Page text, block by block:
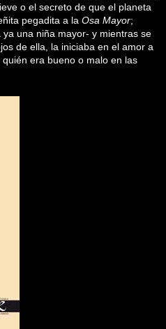
o el secreto de que el planeta
pegadita a la Osa Mayor;
una niña mayor- y mientras se
de ella, la iniciaba en el amor a
era bueno o malo en las